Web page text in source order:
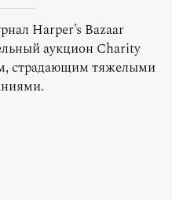
Harper’s Bazaar
аукцион Charity
страдающим тяжелыми